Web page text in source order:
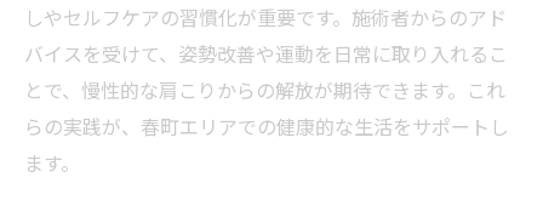
しやセルフケアの習慣化が重要です。施術者からのアド
バイスを受けて、姿勢改善や運動を日常に取り入れるこ
とで、慢性的な肩こりからの解放が期待できます。これ
らの実践が、春町エリアでの健康的な生活をサポートし
ます。